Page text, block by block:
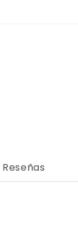
Reseñas